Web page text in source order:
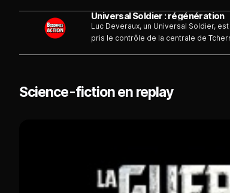
Scott...
Universal Soldier : régénération
Luc Deveraux, un Universal Soldier,
pris le contrôle de la centrale de
Science-fiction en replay